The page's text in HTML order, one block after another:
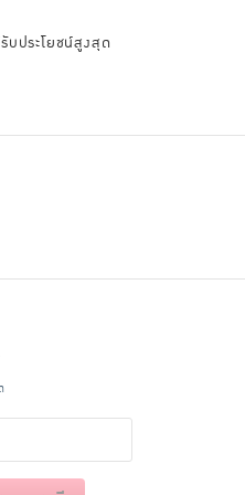
ประโยชน์สูงสุด